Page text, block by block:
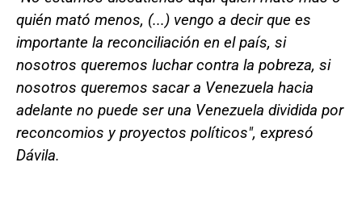
quién mató menos, (...) vengo a decir que es
importante la reconciliación en el país, si
nosotros queremos luchar contra la pobreza, si
nosotros queremos sacar a Venezuela hacia
adelante no puede ser una Venezuela dividida por
reconcomios y proyectos políticos", expresó
Dávila.